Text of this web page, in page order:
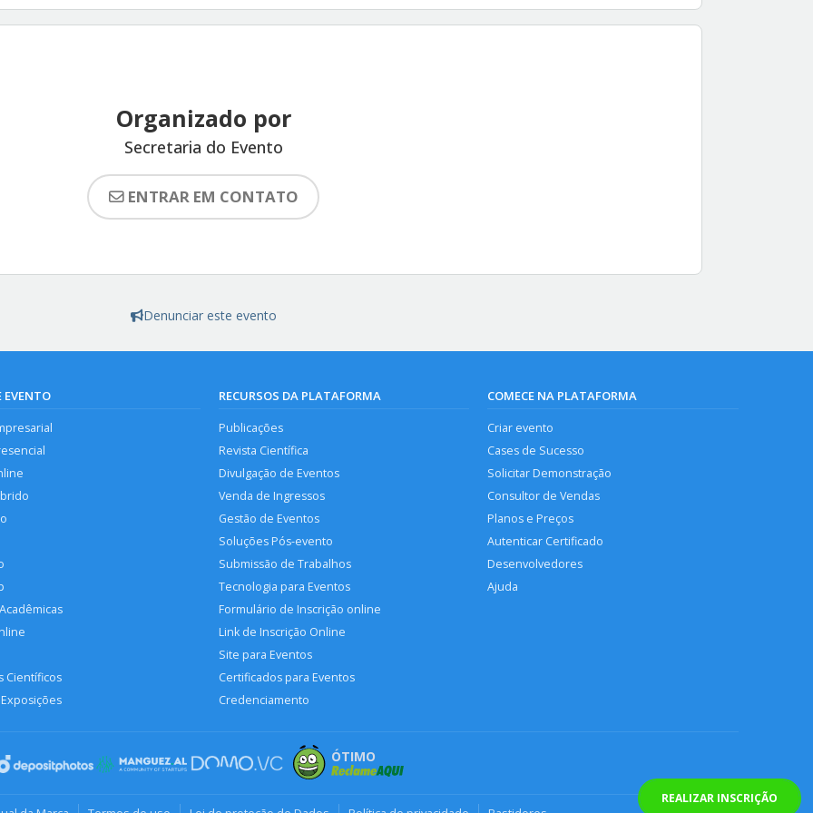
REALIZAR INSCRIÇÃO
Organizado por
Secretaria do Evento
ENTRAR EM CONTATO
Denunciar este evento
EVENTO
Científicos
RECURSOS DA PLATAFORMA
Publicações
Revista Científica
Divulgação de Eventos
Venda de Ingressos
Gestão de Eventos
Soluções Pós-evento
Submissão de Trabalhos
Tecnologia para Eventos
Formulário de Inscrição online
Link de Inscrição Online
Site para Eventos
Certificados para Eventos
Credenciamento
COMECE NA PLATAFORMA
Criar evento
Cases de Sucesso
Solicitar Demonstração
Consultor de Vendas
Planos e Preços
Autenticar Certificado
Desenvolvedores
Ajuda
ÓTIMO